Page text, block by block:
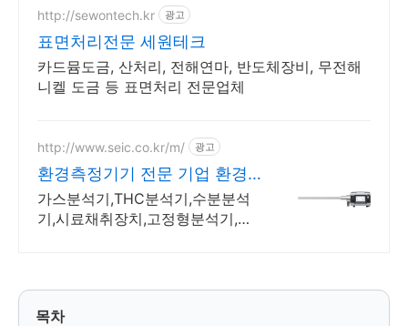
http://sewontech.kr 광고
표면처리전문 세원테크
카드뮴도금, 산처리, 전해연마, 반도체장비, 무전해
니켈 도금 등 표면처리 전문업체
http://www.seic.co.kr/m/ 광고
환경측정기기 전문 기업 환경
측정기기 전문 기업
가스분석기,THC분석기,수분분석
기,시료채취장치,고정형분석기,전
목차